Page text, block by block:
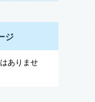
ジ
ありませ